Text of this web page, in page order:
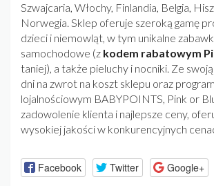
Szwajcaria, Włochy, Finlandia, Belgia,
Norwegia. Sklep oferuje szeroką gamę
dzieci i niemowląt, w tym unikalne
samochodowe (z kodem rabatowym
taniej), a także pieluchy i nocniki. Ze
dni na zwrot na koszt sklepu oraz
lojalnościowym BABYPOINTS, Pink or
zadowolenie klienta i najlepsze ceny,
wysokiej jakości w konkurencyjnych
Facebook Twitter Google+